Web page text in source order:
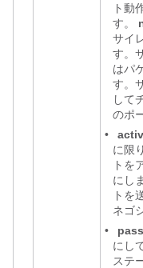
ト動
す。
サイ
す。
はパ
す。
して
のポ
•
に限
トを
にし
トを
ネゴ
•
にし
ステ